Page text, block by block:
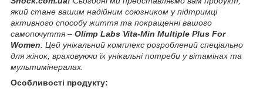
який стане вашим надійним союзником у підтримці
активного способу життя та покращенні вашого
самопочуття – Olimp Labs Vita-Min Multiple Plus For
Women . Цей унікальний комплекс розроблений спеціально
для жінок, враховуючи їх унікальні потреби у вітамінах та
мультимінералах.
Особливості продукту: